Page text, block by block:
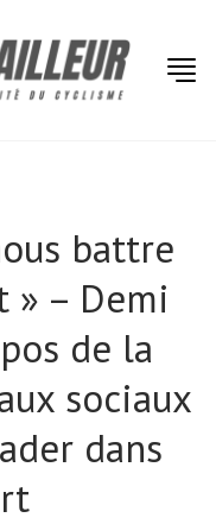
battre
» – Demi
de la
sociaux
dans